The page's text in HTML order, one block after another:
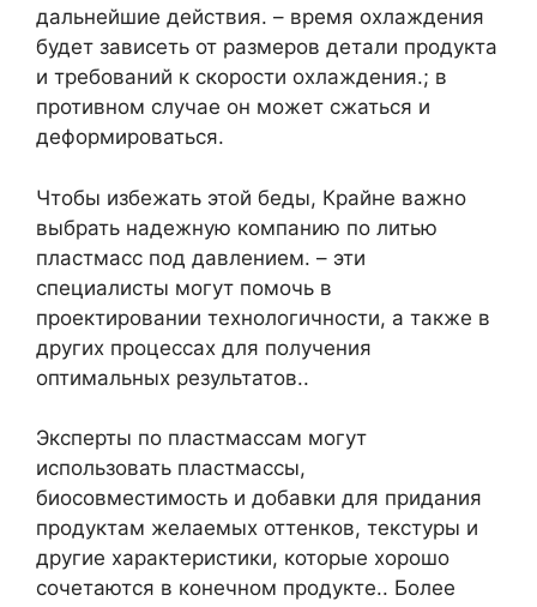
дальнейшие действия. – время охлаждения
будет зависеть от размеров детали продукта
и требований к скорости охлаждения.; в
противном случае он может сжаться и
деформироваться.
Чтобы избежать этой беды, Крайне важно
выбрать надежную компанию по литью
пластмасс под давлением. – эти
специалисты могут помочь в
проектировании технологичности, а также в
других процессах для получения
оптимальных результатов..
Эксперты по пластмассам могут
использовать пластмассы,
биосовместимость и добавки для придания
продуктам желаемых оттенков, текстуры и
другие характеристики, которые хорошо
сочетаются в конечном продукте.. Более